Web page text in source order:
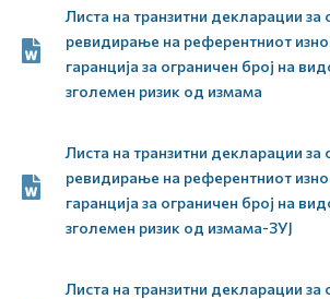
Листа на транзитни декларации
ревидирање на референтниот
гаранција за ограничен број на
зголемен ризик од измама
Листа на транзитни декларации
ревидирање на референтниот
гаранција за ограничен број на
зголемен ризик од измама-ЗУЈ
Листа на транзитни декларации